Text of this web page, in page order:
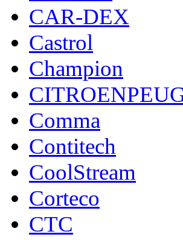
CAR-DEX
Castrol
Champion
Comma
Contitech
CoolStream
Corteco
CTC